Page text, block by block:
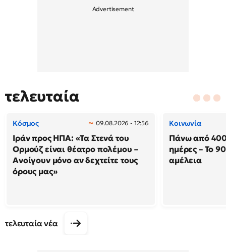
τελευταία
Κόσμος 09.08.2026 - 12:56
Ιράν προς ΗΠΑ: «Τα Στενά του
Ορμούζ είναι θέατρο πολέμου –
Ανοίγουν μόνο αν δεχτείτε τους
όρους μας»
Κοινωνία
Πάνω από
ημέρες – Το
αμέλεια
τελευταία νέα